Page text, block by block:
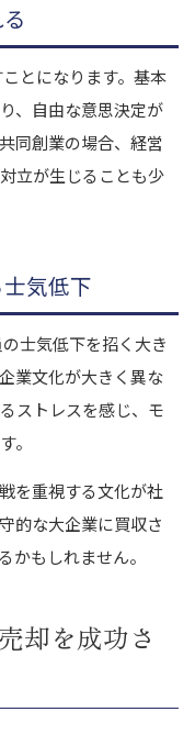
とになります。基本
、自由な意思決定が
同創業の場合、経営
立が生じることも少
気低下
士気低下を招く大き
業文化が大きく異な
ストレスを感じ、モ
。
を重視する文化が社
的な大企業に買収さ
かもしれません。
却を成功さ